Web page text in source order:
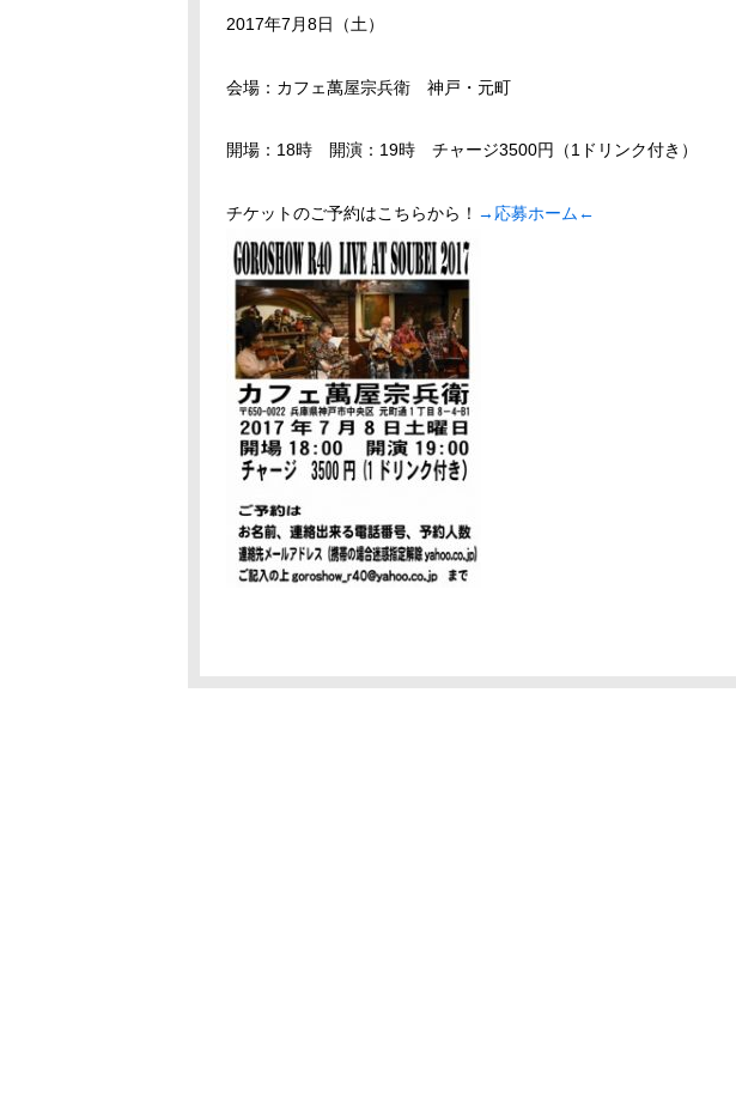
2017年7月8日（土）
会場：カフェ萬屋宗兵衛 神戸・元町
開場：18時 開演：19時 チャージ3500円（1ドリンク付き）
チケットのご予約はこちらから！ →応募ホーム←